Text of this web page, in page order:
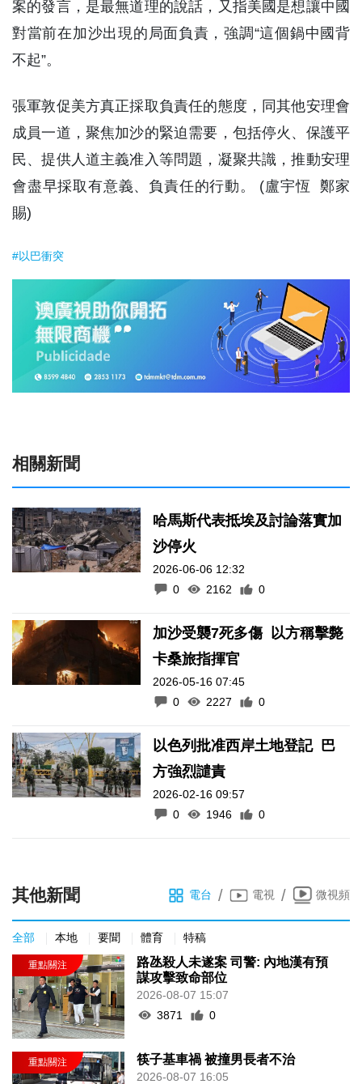
案的發言，是最無道理的說話，又指美國是想讓中國
對當前在加沙出現的局面負責，強調“這個鍋中國背
不起”。
張軍敦促美方真正採取負責任的態度，同其他安理會
成員一道，聚焦加沙的緊迫需要，包括停火、保護平
民、提供人道主義准入等問題，凝聚共識，推動安理
會盡早採取有意義、負責任的行動。 (盧宇恆 鄭家
賜)
#以巴衝突
相關新聞
哈馬斯代表抵埃及討論落實加
沙停火
2026-06-06 12:32
0
2162 0
加沙受襲7死多傷 以方稱擊斃
卡桑旅指揮官
2026-05-16 07:45
0
2227 0
以色列批准西岸土地登記 巴
方強烈譴責
2026-02-16 09:57
0
1946 0
其他新聞 電台 / 電視 / 微視頻
全部 本地 要聞 體育 特稿
路氹殺人未遂案 司警: 內地漢有預
謀攻擊致命部位
2026-08-07 15:07
3871
0
筷子基車禍 被撞男長者不治
2026-08-07 16:05